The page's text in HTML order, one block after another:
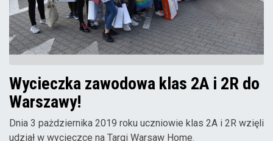
Wycieczka zawodowa klas 2A i 2R do
Warszawy!
Dnia 3 pażdziernika 2019 roku uczniowie klas 2A i 2R wzięli
udział w wycieczce na Targi Warsaw Home.